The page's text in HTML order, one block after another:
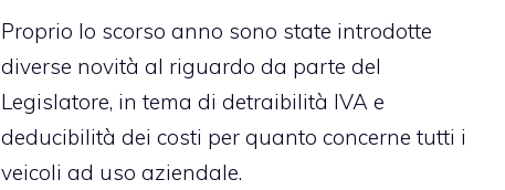
Proprio lo scorso anno sono state introdotte
diverse novità al riguardo da parte del
Legislatore, in tema di detraibilità IVA e
deducibilità dei costi per quanto concerne tutti i
veicoli ad uso aziendale.